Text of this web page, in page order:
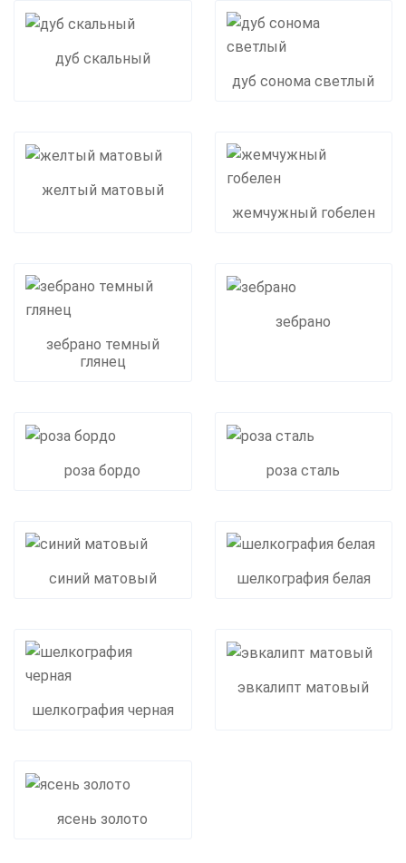
дуб скальный
дуб сонома светлый
желтый матовый
жемчужный гобелен
зебрано темный
глянец
зебрано
роза бордо роза сталь
синий матовый шелкография белая
шелкография черная
эвкалипт матовый
ясень золото